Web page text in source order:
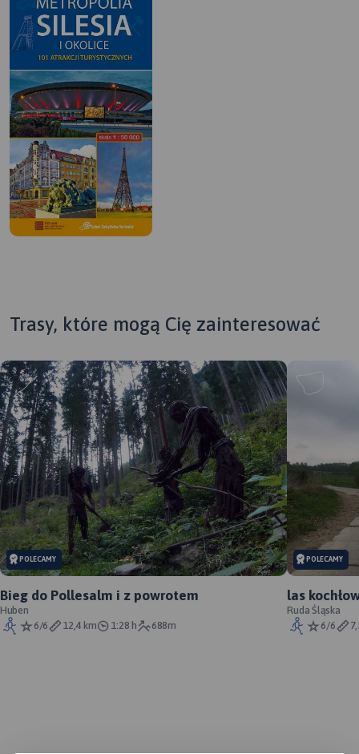
MAPA TURYSTYCZNA W
APLIKACJI TRASEO
Trasy, które mogą Cię zainteresować
POLECAMY
Bieg do Pollesalm i z powrotem
Huben
6/6
12,4 km 1:28 h 688m
POLECAMY
las
Ruda Śląska
6/6